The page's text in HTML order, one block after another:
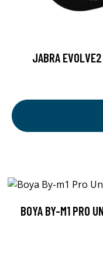
JABRA
BOYA BY-M1 PRO